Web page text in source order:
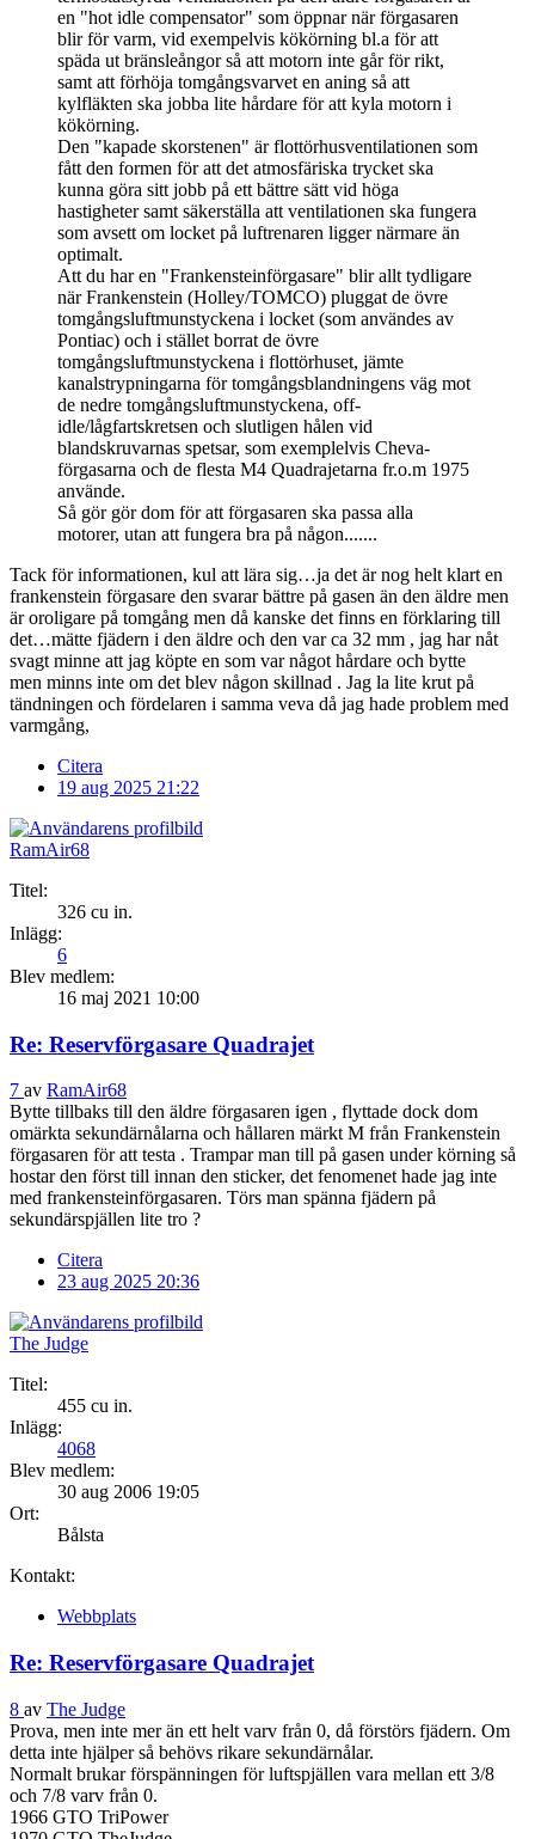
en "hot idle compensator" som öppnar när förgasaren
blir för varm, vid exempelvis kökörning bl.a för att
späda ut bränsleångor så att motorn inte går för rikt,
samt att förhöja tomgångsvarvet en aning så att
kylfläkten ska jobba lite hårdare för att kyla motorn i
kökörning.
Den "kapade skorstenen" är flottörhusventilationen som
fått den formen för att det atmosfäriska trycket ska
kunna göra sitt jobb på ett bättre sätt vid höga
hastigheter samt säkerställa att ventilationen ska fungera
som avsett om locket på luftrenaren ligger närmare än
optimalt.
Att du har en "Frankensteinförgasare" blir allt tydligare
när Frankenstein (Holley/TOMCO) pluggat de övre
tomgångsluftmunstyckena i locket (som användes av
Pontiac) och i stället borrat de övre
tomgångsluftmunstyckena i flottörhuset, jämte
kanalstrypningarna för tomgångsblandningens väg mot
de nedre tomgångsluftmunstyckena, off-
idle/lågfartskretsen och slutligen hålen vid
blandskruvarnas spetsar, som exemplelvis Cheva-
förgasarna och de flesta M4 Quadrajetarna fr.o.m 1975
använde.
Så gör gör dom för att förgasaren ska passa alla
motorer, utan att fungera bra på någon.......
Tack för informationen, kul att lära sig…ja det är nog helt klart en
frankenstein förgasare den svarar bättre på gasen än den äldre men
är oroligare på tomgång men då kanske det finns en förklaring till
det…mätte fjädern i den äldre och den var ca 32 mm , jag har nåt
svagt minne att jag köpte en som var något hårdare och bytte
men minns inte om det blev någon skillnad . Jag la lite krut på
tändningen och fördelaren i samma veva då jag hade problem med
varmgång,
Citera
19 aug 2025 21:22
RamAir68
Titel:
326 cu in.
Inlägg:
6
Blev medlem:
16 maj 2021 10:00
Re: Reservförgasare Quadrajet
7 av RamAir68
Bytte tillbaks till den äldre förgasaren igen , flyttade dock dom
omärkta sekundärnålarna och hållaren märkt M från Frankenstein
förgasaren för att testa . Trampar man till på gasen under körning så
hostar den först till innan den sticker, det fenomenet hade jag inte
med frankensteinförgasaren. Törs man spänna fjädern på
sekundärspjällen lite tro ?
Citera
23 aug 2025 20:36
The Judge
Titel:
455 cu in.
Inlägg:
4068
Blev medlem:
30 aug 2006 19:05
Ort:
Bålsta
Kontakt:
Webbplats
Re: Reservförgasare Quadrajet
8 av The Judge
Prova, men inte mer än ett helt varv från 0, då förstörs fjädern. Om
detta inte hjälper så behövs rikare sekundärnålar.
Normalt brukar förspänningen för luftspjällen vara mellan ett 3/8
och 7/8 varv från 0.
1966 GTO TriPower